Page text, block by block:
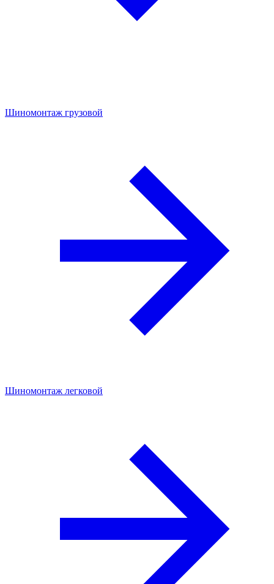
Шиномонтаж грузовой
Шиномонтаж легковой